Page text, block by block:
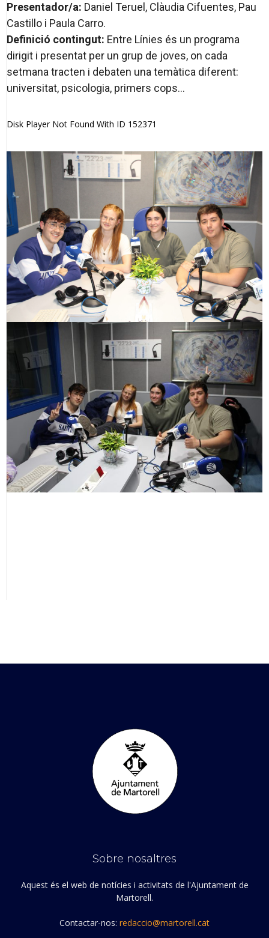
Presentador/a: Daniel Teruel, Clàudia Cifuentes, Pau
Castillo i Paula Carro.
Definició contingut: Entre Línies és un programa
dirigit i presentat per un grup de joves, on cada
setmana tracten i debaten una temàtica diferent:
universitat, psicologia, primers cops…
Disk Player Not Found With ID 152371
Sobre nosaltres
Aquest és el web de notícies i activitats de l'Ajuntament de
Martorell.
Contactar-nos: redaccio@martorell.cat